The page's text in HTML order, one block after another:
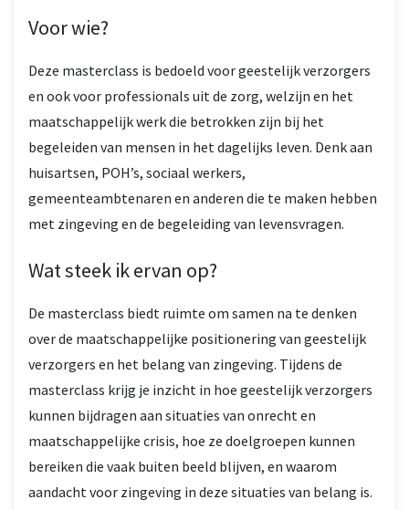
Voor wie?
Deze masterclass is bedoeld voor geestelijk verzorgers
en ook voor professionals uit de zorg, welzijn en het
maatschappelijk werk die betrokken zijn bij het
begeleiden van mensen in het dagelijks leven. Denk aan
huisartsen, POH’s, sociaal werkers,
gemeenteambtenaren en anderen die te maken hebben
met zingeving en de begeleiding van levensvragen.
Wat steek ik ervan op?
De masterclass biedt ruimte om samen na te denken
over de maatschappelijke positionering van geestelijk
verzorgers en het belang van zingeving. Tijdens de
masterclass krijg je inzicht in hoe geestelijk verzorgers
kunnen bijdragen aan situaties van onrecht en
maatschappelijke crisis, hoe ze doelgroepen kunnen
bereiken die vaak buiten beeld blijven, en waarom
aandacht voor zingeving in deze situaties van belang is.